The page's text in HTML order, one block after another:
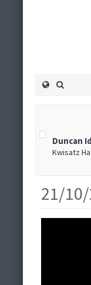
Duncan
Kwisatz
21/10/